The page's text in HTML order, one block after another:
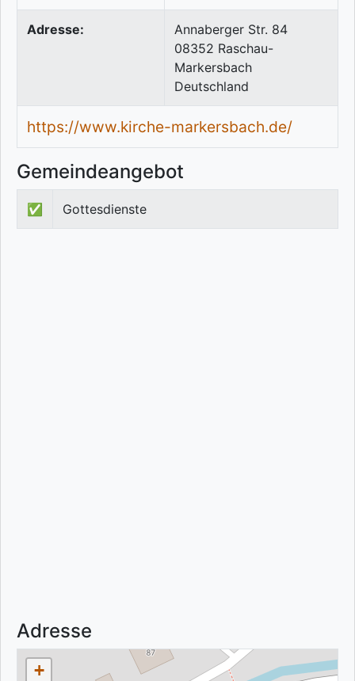
Adresse:
Annaberger Str. 84
08352 Raschau-
Markersbach
Deutschland
https://www.kirche-markersbach.de/
Gemeindeangebot
✅ Gottesdienste
Adresse
+